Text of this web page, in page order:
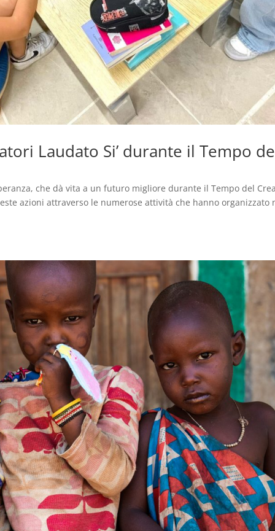
Laudato Si’ durante il Tempo
che dà vita a un futuro migliore durante il Tempo del
azioni attraverso le numerose attività che hanno organizzato